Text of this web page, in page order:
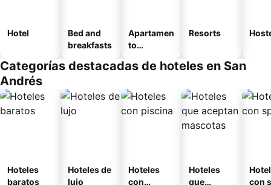
Hotel
Bed and
breakfasts
Apartamen
to
o
Resorts
Categorías destacadas de hoteles en San
Andrés
Hoteles
baratos
Hoteles de
lujo
Hoteles
con
Hoteles
que
con